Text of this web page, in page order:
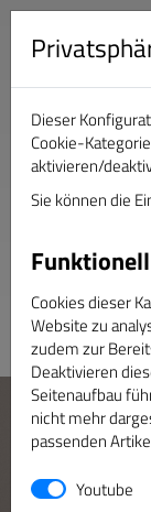
Dieser
Cookie-
aktivieren/
Sie können die
Funktionell
Cookies dieser
Website zu
zudem zur
Deaktivieren
Seitenaufbau
nicht mehr
passenden
Youtube